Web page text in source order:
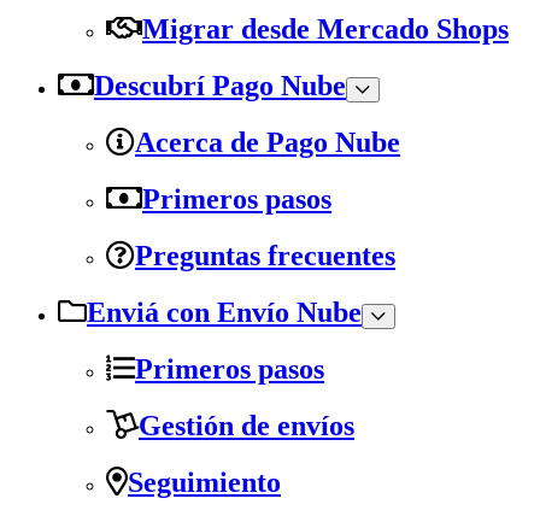
Migrar desde Mercado Shops
Descubrí Pago Nube
Acerca de Pago Nube
Primeros pasos
Preguntas frecuentes
Enviá con Envío Nube
Primeros pasos
Gestión de envíos
Seguimiento